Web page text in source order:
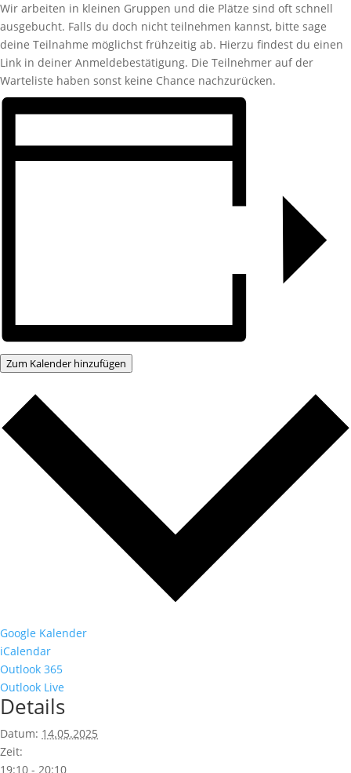
Wir arbeiten in kleinen Gruppen und die Plätze sind oft schnell
ausgebucht. Falls du doch nicht teilnehmen kannst, bitte sage
deine Teilnahme möglichst frühzeitig ab. Hierzu findest du einen
Link in deiner Anmeldebestätigung. Die Teilnehmer auf der
Warteliste haben sonst keine Chance nachzurücken.
Zum Kalender hinzufügen
Google Kalender
iCalendar
Outlook 365
Outlook Live
Details
Datum: 14.05.2025
Zeit:
19:10 - 20:10